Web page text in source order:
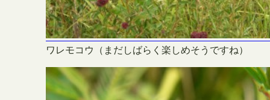
ワレモコウ（まだしばらく楽しめそうですね）